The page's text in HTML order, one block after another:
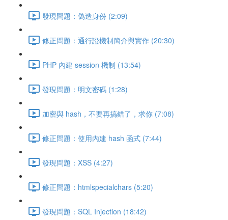
發現問題：偽造身份 (2:09)
修正問題：通行證機制簡介與實作 (20:30)
PHP 內建 session 機制 (13:54)
發現問題：明文密碼 (1:28)
加密與 hash，不要再搞錯了，求你 (7:08)
修正問題：使用內建 hash 函式 (7:44)
發現問題：XSS (4:27)
修正問題：htmlspecialchars (5:20)
發現問題：SQL Injection (18:42)